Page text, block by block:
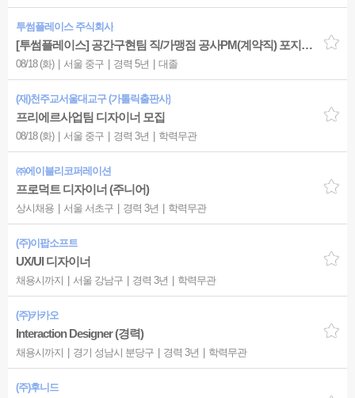
투썸플레이스 주식회사
[투썸플레이스] 공간구현팀 직/가맹점 공사PM(계약직) 포지션 경력채용
08/18 (화) 서울 중구 경력 5년 대졸
(재)천주교서울대교구 (가톨릭출판사)
프리에르사업팀 디자이너 모집
08/18 (화) 서울 중구 경력 3년 학력무관
㈜에이블리코퍼레이션
프로덕트 디자이너 (주니어)
상시채용 서울 서초구 경력 3년 학력무관
(주)이팝소프트
UX/UI 디자이너
채용시까지 서울 강남구 경력 3년 학력무관
(주)카카오
Interaction Designer (경력)
채용시까지 경기 성남시 분당구 경력 3년 학력무관
(주)후니드